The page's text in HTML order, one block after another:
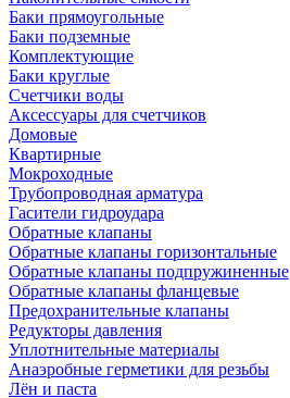
Баки прямоугольные
Баки подземные
Комплектующие
Баки круглые
Счетчики воды
Аксессуары для счетчиков
Домовые
Квартирные
Мокроходные
Трубопроводная арматура
Гасители гидроудара
Обратные клапаны
Обратные клапаны горизонтальные
Обратные клапаны подпружиненные
Обратные клапаны фланцевые
Предохранительные клапаны
Редукторы давления
Уплотнительные материалы
Анаэробные герметики для резьбы
Лён и паста